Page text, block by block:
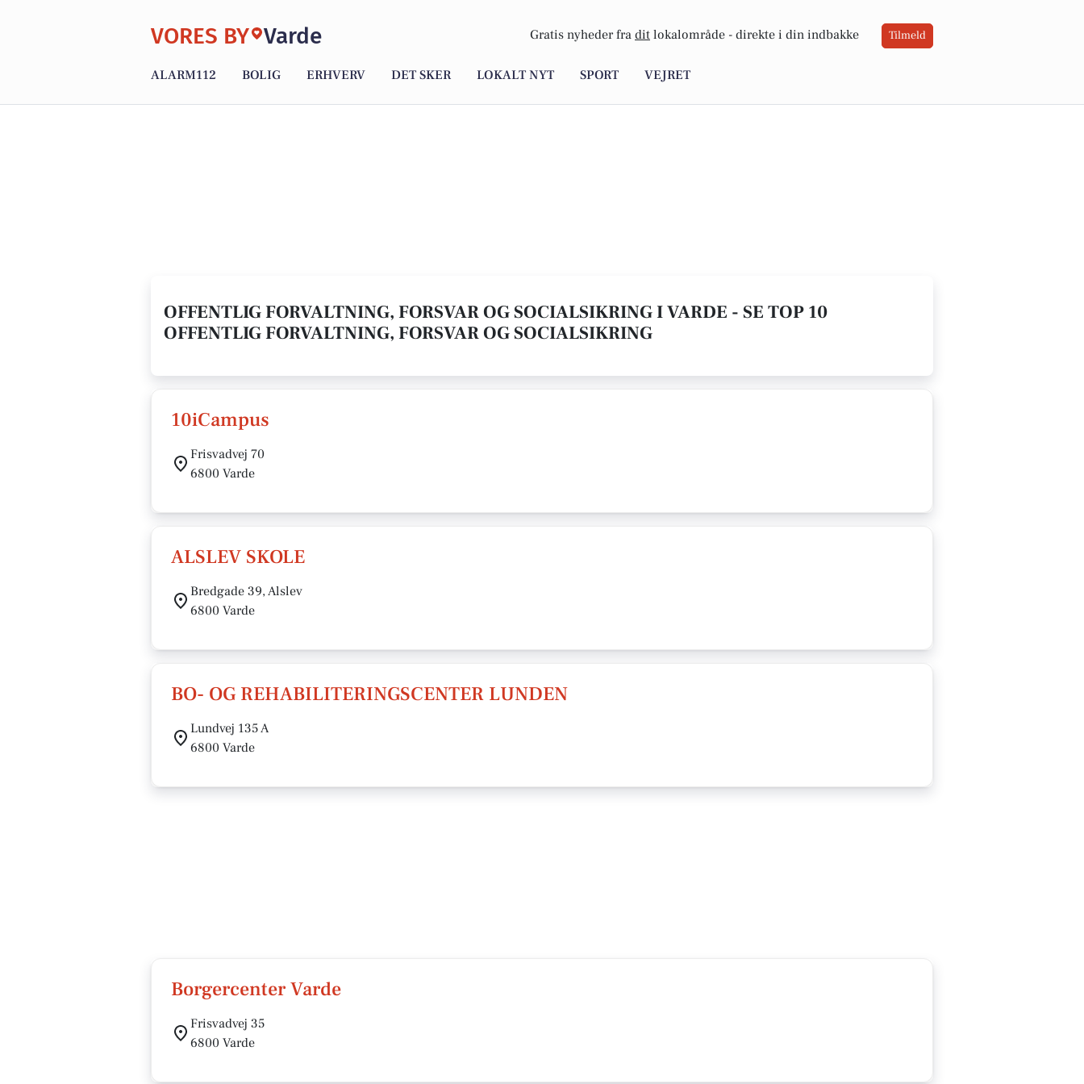
VORES BY Varde Gratis nyheder fra dit lokalområde - direkte i din indbakke Tilmeld
ALARM112 BOLIG ERHVERV DET SKER LOKALT NYT SPORT VEJRET
OFFENTLIG FORVALTNING, FORSVAR OG SOCIALSIKRING I VARDE - SE TOP 10
OFFENTLIG FORVALTNING, FORSVAR OG SOCIALSIKRING
10iCampus
Frisvadvej 70
6800 Varde
ALSLEV SKOLE
Bredgade 39, Alslev
6800 Varde
BO- OG REHABILITERINGSCENTER LUNDEN
Lundvej 135 A
6800 Varde
Borgercenter Varde
Frisvadvej 35
6800 Varde